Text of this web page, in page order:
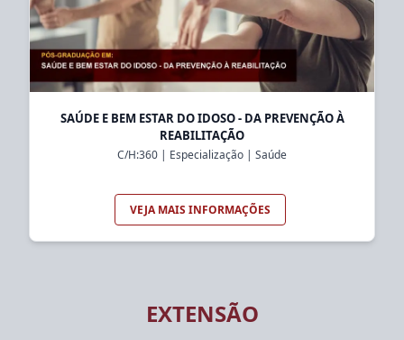
SAÚDE E BEM ESTAR DO IDOSO - DA PREVENÇÃO À
REABILITAÇÃO
C/H:360 | Especialização | Saúde
VEJA MAIS INFORMAÇÕES
EXTENSÃO